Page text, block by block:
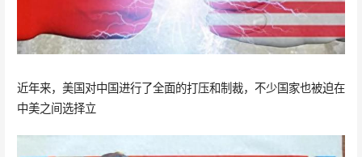
近年来，美国对中国进行了全面的打压和制裁，不少国家也被迫在
中美之间选择立